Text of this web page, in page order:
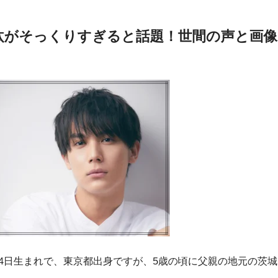
がそっくりすぎると話題！世間の声と画像
日生まれで、東京都出身ですが、5歳の頃に父親の地元の茨城